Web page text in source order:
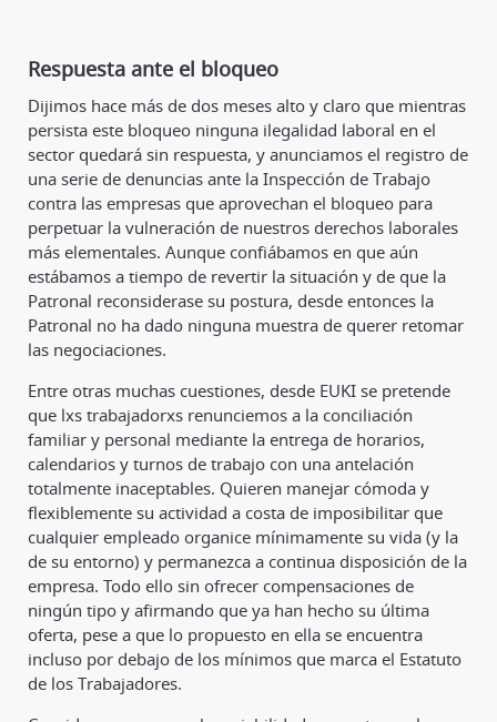
Respuesta ante el bloqueo
Dijimos hace más de dos meses alto y claro que mientras
persista este bloqueo ninguna ilegalidad laboral en el
sector quedará sin respuesta, y anunciamos el registro de
una serie de denuncias ante la Inspección de Trabajo
contra las empresas que aprovechan el bloqueo para
perpetuar la vulneración de nuestros derechos laborales
más elementales. Aunque confiábamos en que aún
estábamos a tiempo de revertir la situación y de que la
Patronal reconsiderase su postura, desde entonces la
Patronal no ha dado ninguna muestra de querer retomar
las negociaciones.
Entre otras muchas cuestiones, desde EUKI se pretende
que lxs trabajadorxs renunciemos a la conciliación
familiar y personal mediante la entrega de horarios,
calendarios y turnos de trabajo con una antelación
totalmente inaceptables. Quieren manejar cómoda y
flexiblemente su actividad a costa de imposibilitar que
cualquier empleado organice mínimamente su vida (y la
de su entorno) y permanezca a continua disposición de la
empresa. Todo ello sin ofrecer compensaciones de
ningún tipo y afirmando que ya han hecho su última
oferta, pese a que lo propuesto en ella se encuentra
incluso por debajo de los mínimos que marca el Estatuto
de los Trabajadores.